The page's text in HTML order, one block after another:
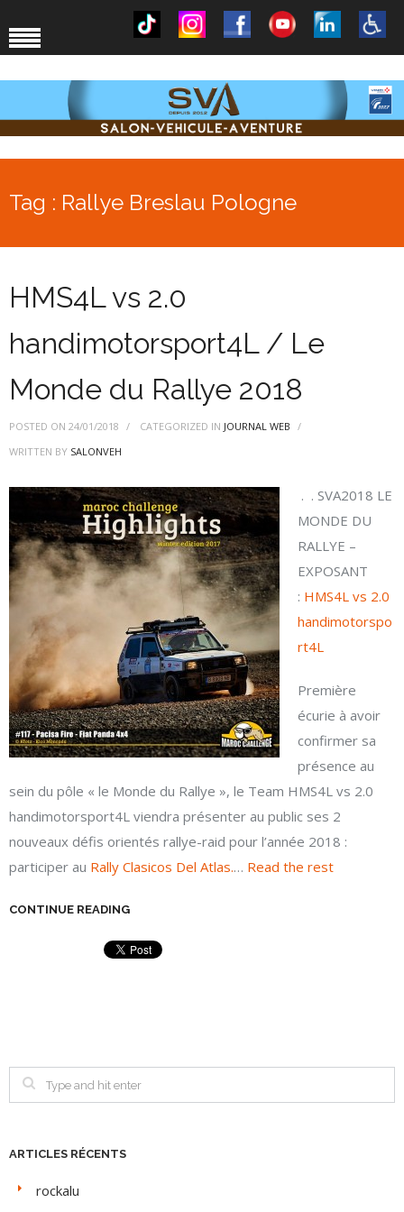
Tag : Rallye Breslau Pologne
HMS4L vs 2.0
handimotorsport4L / Le
Monde du Rallye 2018
POSTED ON 24/01/2018 CATEGORIZED IN JOURNAL WEB
WRITTEN BY SALONVEH
. . SVA2018 LE
MONDE DU
RALLYE –
EXPOSANT
: HMS4L vs 2.0
handimotorspo
rt4L
Première
écurie à avoir
confirmer sa
présence au
sein du pôle « le Monde du Rallye », le Team HMS4L vs 2.0
handimotorsport4L viendra présenter au public ses 2
nouveaux défis orientés rallye-raid pour l’année 2018 :
participer au Rally Clasicos Del Atlas.… Read the rest
CONTINUE READING
ARTICLES RÉCENTS
rockalu